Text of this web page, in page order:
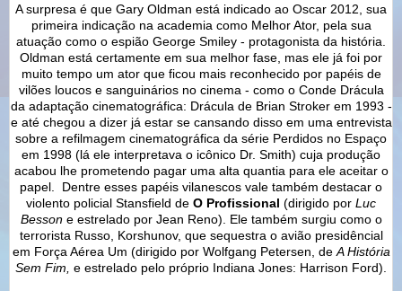
A surpresa é que Gary Oldman está indicado ao Oscar 2012, sua
primeira indicação na academia como Melhor Ator, pela sua
atuação como o espião George Smiley - protagonista da história.
Oldman está certamente em sua melhor fase, mas ele já foi por
muito tempo um ator que ficou mais reconhecido por papéis de
vilões loucos e sanguinários no cinema - como o Conde Drácula
da adaptação cinematográfica: Drácula de Brian Stroker em 1993 -
e até chegou a dizer já estar se cansando disso em uma entrevista
sobre a refilmagem cinematográfica da série Perdidos no Espaço
em 1998 (lá ele interpretava o icônico Dr. Smith) cuja produção
acabou lhe prometendo pagar uma alta quantia para ele aceitar o
papel. Dentre esses papéis vilanescos vale também destacar o
violento policial Stansfield de O Profissional (dirigido por Luc
Besson e estrelado por Jean Reno). Ele também surgiu como o
terrorista Russo, Korshunov, que sequestra o avião presidêncial
em Força Aérea Um (dirigido por Wolfgang Petersen, de A História
Sem Fim, e estrelado pelo próprio Indiana Jones: Harrison Ford).